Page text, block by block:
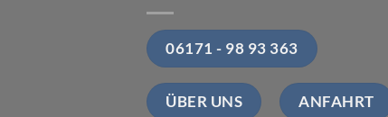
06171 - 98 93 363
ÜBER UNS ANFAHRT